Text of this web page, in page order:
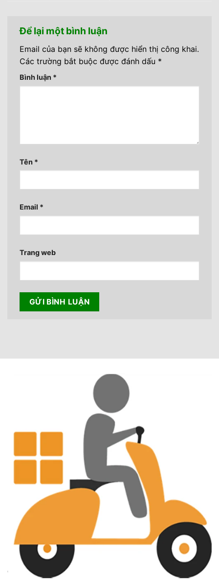
Để lại một bình luận
Email của bạn sẽ không được hiển thị công khai.
Các trường bắt buộc được đánh dấu *
Bình luận *
Tên *
Email *
Trang web